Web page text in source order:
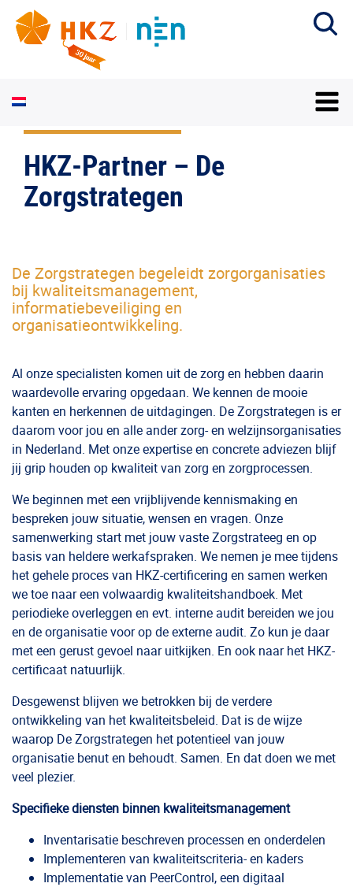
HKZ-Partner – De
Zorgstrategen
De Zorgstrategen begeleidt zorgorganisaties
bij kwaliteitsmanagement,
informatiebeveiliging en
organisatieontwikkeling.
Al onze specialisten komen uit de zorg en hebben daarin
waardevolle ervaring opgedaan. We kennen de mooie
kanten en herkennen de uitdagingen. De Zorgstrategen is er
daarom voor jou en alle ander zorg- en welzijnsorganisaties
in Nederland. Met onze expertise en concrete adviezen blijf
jij grip houden op kwaliteit van zorg en zorgprocessen.
We beginnen met een vrijblijvende kennismaking en
bespreken jouw situatie, wensen en vragen. Onze
samenwerking start met jouw vaste Zorgstrateeg en op
basis van heldere werkafspraken. We nemen je mee tijdens
het gehele proces van HKZ-certificering en samen werken
we toe naar een volwaardig kwaliteitshandboek. Met
periodieke overleggen en evt. interne audit bereiden we jou
en de organisatie voor op de externe audit. Zo kun je daar
met een gerust gevoel naar uitkijken. En ook naar het HKZ-
certificaat natuurlijk.
Desgewenst blijven we betrokken bij de verdere
ontwikkeling van het kwaliteitsbeleid. Dat is de wijze
waarop De Zorgstrategen het potentieel van jouw
organisatie benut en behoudt. Samen. En dat doen we met
veel plezier.
Specifieke diensten binnen kwaliteitsmanagement
Inventarisatie beschreven processen en onderdelen
Implementeren van kwaliteitscriteria- en kaders
Implementatie van PeerControl, een digitaal